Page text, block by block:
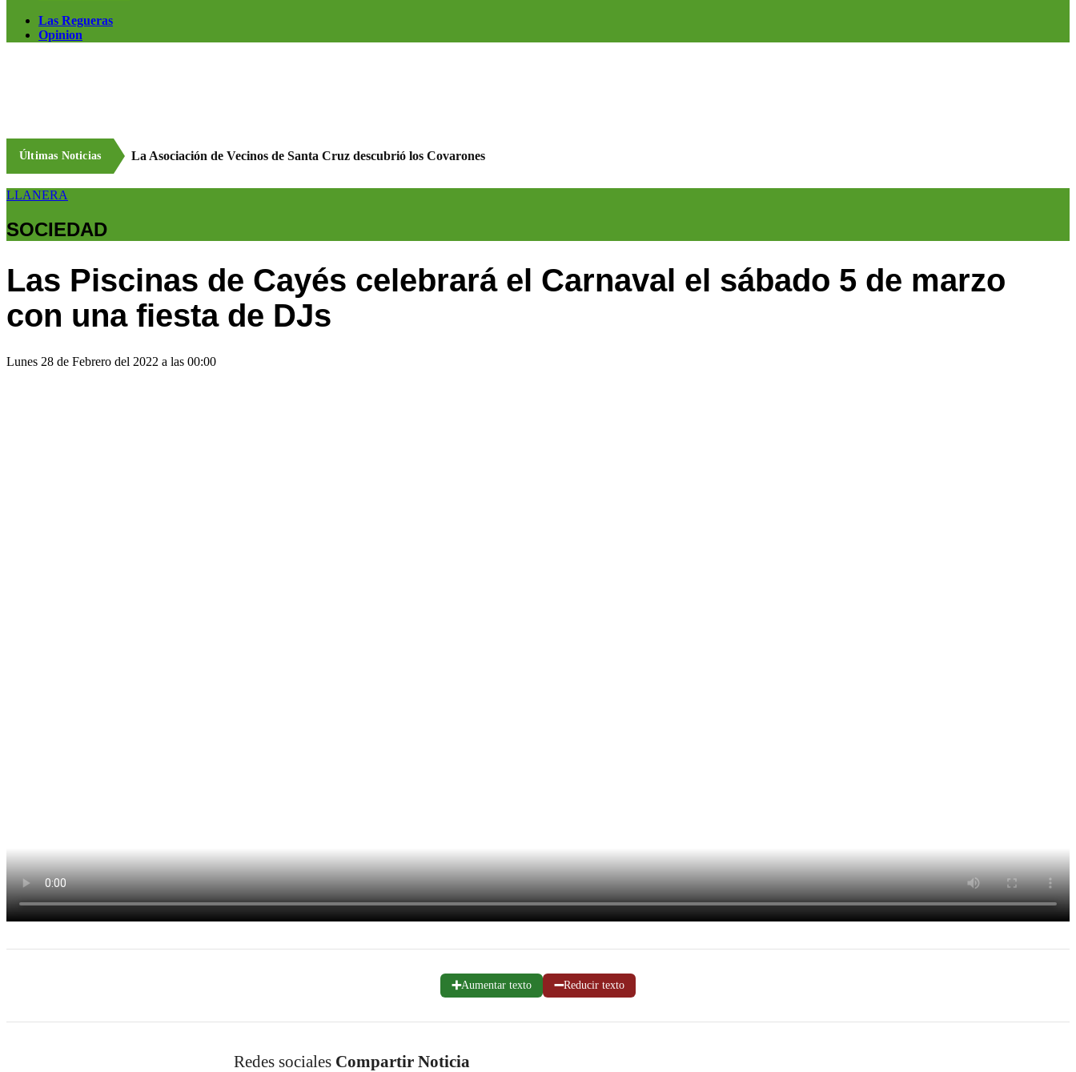
Las Regueras
Opinion
Últimas Noticias La Asociación de Vecinos de Santa Cruz descubrió los Covarones
LLANERA
SOCIEDAD
Las Piscinas de Cayés celebrará el Carnaval el sábado 5 de marzo
con una fiesta de DJs
Lunes 28 de Febrero del 2022 a las 00:00
➕Aumentar texto ➖Reducir texto
Redes sociales Compartir Noticia